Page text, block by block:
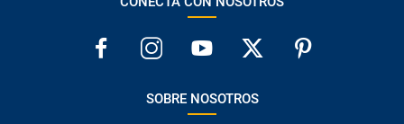
precio de un adulto?
¿Cuántas veces debo imprimir el bono de los
SOBRE NOSOTROS